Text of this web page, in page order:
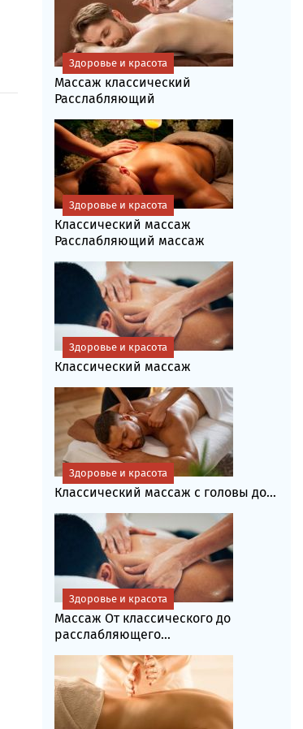
Массаж классический
Расслабляющий
Здоровье и красота
Классический массаж
Расслабляющий массаж
Здоровье и красота
Классический массаж
Здоровье и красота
Классический массаж с головы до...
Здоровье и красота
Массаж От классического до
расслабляющего...
Здоровье и красота